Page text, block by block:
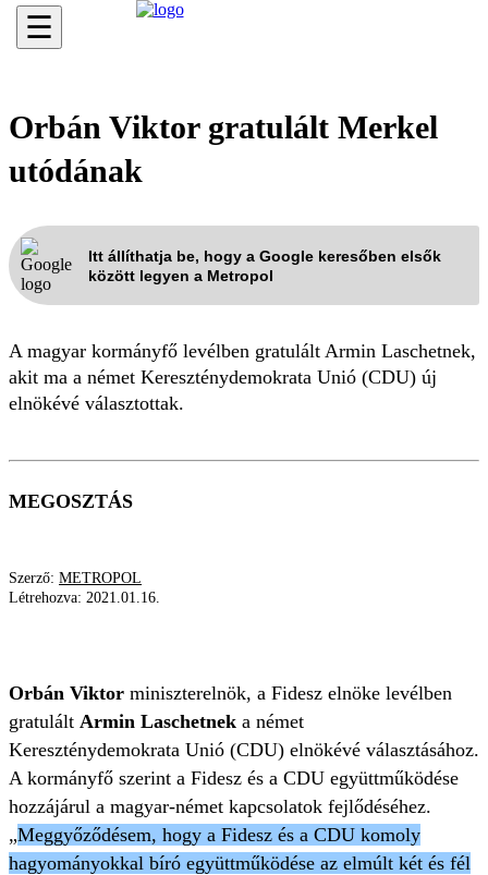
☰
Orbán Viktor gratulált Merkel
utódának
Itt állíthatja be, hogy a Google keresőben elsők
között legyen a Metropol
A magyar kormányfő levélben gratulált Armin Laschetnek,
akit ma a német Kereszténydemokrata Unió (CDU) új
elnökévé választottak.
MEGOSZTÁS
Szerző: METROPOL
Létrehozva: 2021.01.16.
Orbán Viktor miniszterelnök, a Fidesz elnöke levélben
gratulált Armin Laschetnek a német
Kereszténydemokrata Unió (CDU) elnökévé választásához.
A kormányfő szerint a Fidesz és a CDU együttműködése
hozzájárul a magyar-német kapcsolatok fejlődéséhez.
„Meggyőződésem, hogy a Fidesz és a CDU komoly
hagyományokkal bíró együttműködése az elmúlt két és fél